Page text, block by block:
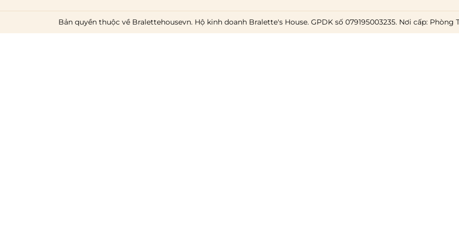
Bản quyền thuộc về Bralettehousevn. Hộ kinh doanh Bralette's House. GPDK số 079195003235. Nơi cấp: Phòng